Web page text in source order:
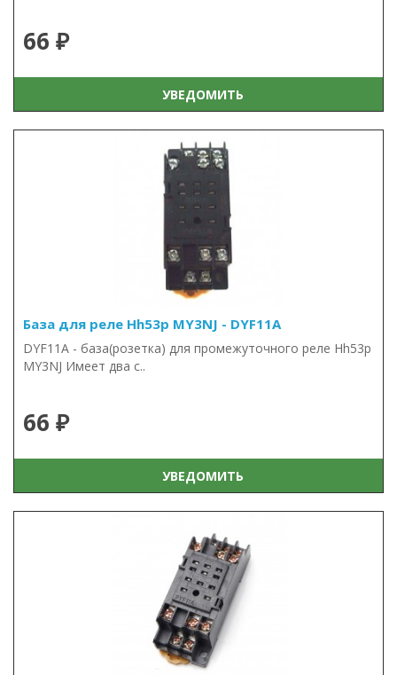
66 ₽
УВЕДОМИТЬ
База для реле Hh53p MY3NJ - DYF11A
DYF11A - база(розетка) для промежуточного реле Hh53p
MY3NJ Имеет два с..
66 ₽
УВЕДОМИТЬ